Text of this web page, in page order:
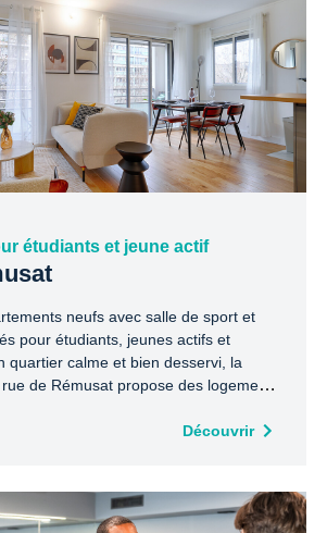
étudiants et jeune actif
neufs avec salle de sport et
pour étudiants, jeunes actifs et
quartier calme et bien desservi, la
de Rémusat propose des logements
Découvrir